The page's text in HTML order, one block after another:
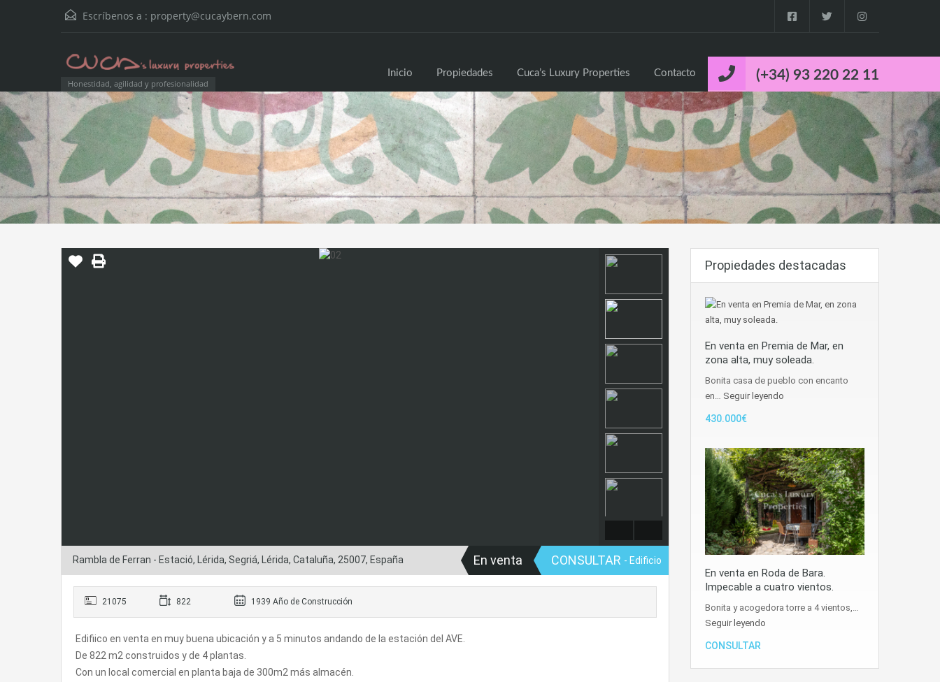
Escríbenos a : property@cucaybern.com
Honestidad, agilidad y profesionalidad
(+34) 93 220 22 11
Inicio Propiedades Cuca’s Luxury Properties Contacto
Rambla de Ferran - Estació, Lérida, Segriá, Lérida, Cataluña, 25007, España En venta CONSULTAR - Edificio
21075 822 1939 Año de Construcción
Edifiico en venta en muy buena ubicación y a 5 minutos andando de la estación del AVE.
De 822 m2 construidos y de 4 plantas.
Con un local comercial en planta baja de 300m2 más almacén.
Propiedades destacadas
En venta en Premia de Mar, en
zona alta, muy soleada.
Bonita casa de pueblo con encanto
en… Seguir leyendo
430.000€
En venta en Roda de Bara.
Impecable a cuatro vientos.
Bonita y acogedora torre a 4 vientos,…
Seguir leyendo
CONSULTAR